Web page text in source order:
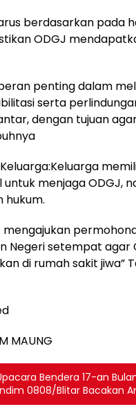
berdasarkan pada
ODGJ
penting dalam
serta
dengan tujuan
menjaga ODGJ,
hukum.
mengajukan
Negeri setempat agar
di rumah sakit jiwa”
MAUNG
Bendera 17-an
0808/Blitar Bacakan
V/ Brawijaya